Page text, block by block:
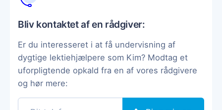
Bliv kontaktet af en rådgiver:
Er du interesseret i at få undervisning af
dygtige lektiehjælpere som Kim? Modtag et
uforpligtende opkald fra en af vores rådgivere
og hør mere: